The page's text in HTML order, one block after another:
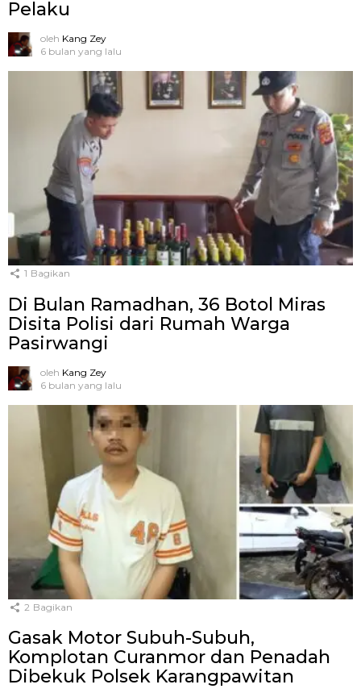
Pelaku
oleh Kang Zey
6 bulan yang lalu
1 Bagikan
Di Bulan Ramadhan, 36 Botol Miras
Disita Polisi dari Rumah Warga
Pasirwangi
oleh Kang Zey
6 bulan yang lalu
2 Bagikan
Gasak Motor Subuh-Subuh,
Komplotan Curanmor dan Penadah
Dibekuk Polsek Karangpawitan